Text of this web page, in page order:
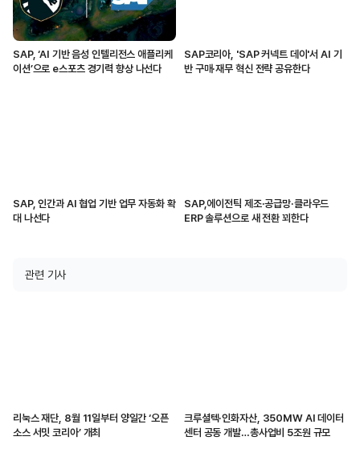
SAP, ‘AI 기반 음성 인텔리전스 애플리케
이션’으로 e스포츠 경기력 향상 나선다
SAP코리아, 'SAP 커넥트 데이'서 AI 기
반 구매·재무 혁신 전략 공유한다
SAP, 인간과 AI 협업 기반 업무 자동화 확
대 나선다
SAP,에이전틱 제조·공급망·클라우드
ERP 솔루션으로 새 전환 꾀한다
관련 기사
리눅스 재단, 8월 11일부터 양일간 ‘오픈
소스 서밋 코리아’ 개최
크루셜텍·인화자산, 350MW AI 데이터
센터 공동 개발…총사업비 5조원 규모